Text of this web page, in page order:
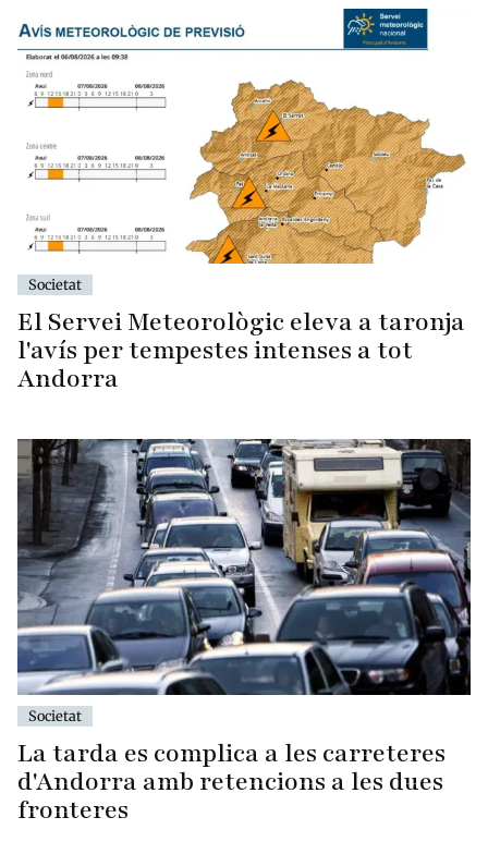
Societat
El Servei Meteorològic eleva a taronja
l'avís per tempestes intenses a tot
Andorra
Societat
La tarda es complica a les carreteres
d'Andorra amb retencions a les dues
fronteres